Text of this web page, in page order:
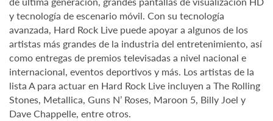
y tecnología de escenario móvil. Con su tecnología
avanzada, Hard Rock Live puede apoyar a algunos de los
artistas más grandes de la industria del entretenimiento, así
como entregas de premios televisadas a nivel nacional e
internacional, eventos deportivos y más. Los artistas de la
lista A para actuar en Hard Rock Live incluyen a The Rolling
Stones, Metallica, Guns N’ Roses, Maroon 5, Billy Joel y
Dave Chappelle, entre otros.